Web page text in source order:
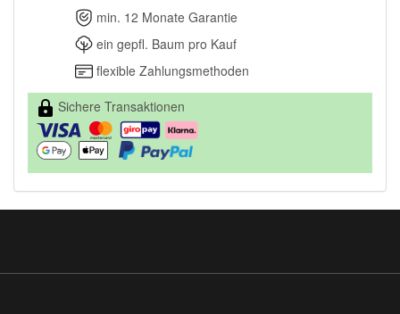
min. 12 Monate Garantie
ein gepfl. Baum pro Kauf
flexible Zahlungsmethoden
Sichere Transaktionen